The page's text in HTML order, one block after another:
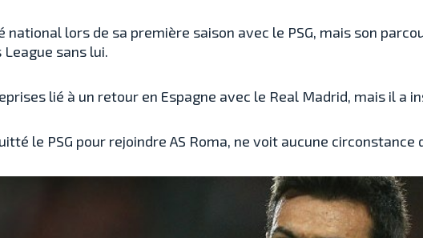
lors de sa première saison avec le PSG, mais son
sans lui.
lié à un retour en Espagne avec le Real Madrid, mais il a
le PSG pour rejoindre AS Roma, ne voit aucune